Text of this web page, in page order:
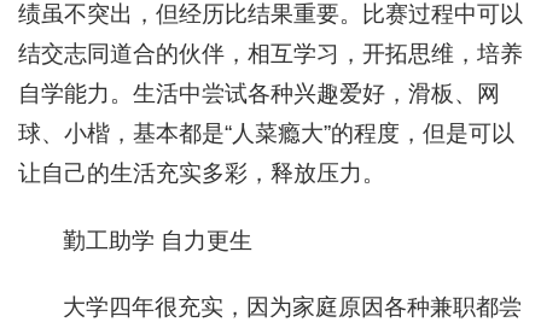
绩虽不突出，但经历比结果重要。比赛过程中可以
结交志同道合的伙伴，相互学习，开拓思维，培养
自学能力。生活中尝试各种兴趣爱好，滑板、网
球、小楷，基本都是“人菜瘾大”的程度，但是可以
让自己的生活充实多彩，释放压力。
勤工助学 自力更生
大学四年很充实，因为家庭原因各种兼职都尝